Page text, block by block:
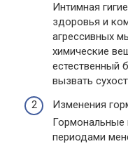
Интимная
здоровья и
агрессивных
химические
естественный
вызвать
Изменения
Гормональные
периодами